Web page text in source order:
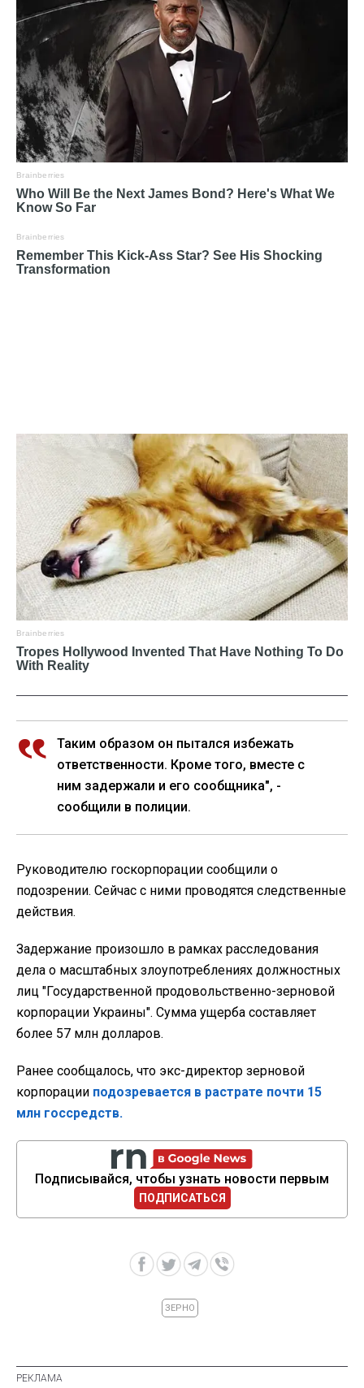
Таким образом он пытался избежать
ответственности. Кроме того, вместе с
ним задержали и его сообщника", -
сообщили в полиции.
Руководителю госкорпорации сообщили о
подозрении. Сейчас с ними проводятся следственные
действия.
Задержание произошло в рамках расследования
дела о масштабных злоупотреблениях должностных
лиц "Государственной продовольственно-зерновой
корпорации Украины". Сумма ущерба составляет
более 57 млн долларов.
Ранее сообщалось, что экс-директор зерновой
корпорации подозревается в растрате почти 15
млн госсредств.
Подписывайся, чтобы узнать новости первым
ПОДПИСАТЬСЯ
ЗЕРНО